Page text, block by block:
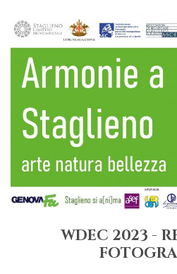
WDEC 2023 -